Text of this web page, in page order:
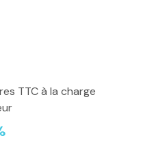
TTC à la charge